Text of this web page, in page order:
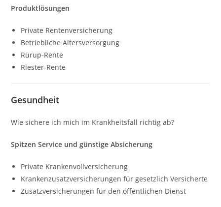
Produktlösungen
Private Rentenversicherung
Betriebliche Altersversorgung
Rürup-Rente
Riester-Rente
Gesundheit
Wie sichere ich mich im Krankheitsfall richtig ab?
Spitzen Service und günstige Absicherung
Private Krankenvollversicherung
Krankenzusatzversicherungen für gesetzlich Versicherte
Zusatzversicherungen für den öffentlichen Dienst